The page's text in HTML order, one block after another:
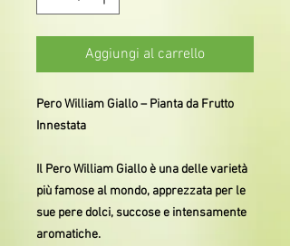
Aggiungi al carrello
Pero William Giallo – Pianta da Frutto
Innestata
Il Pero William Giallo è una delle varietà
più famose al mondo, apprezzata per le
sue pere dolci, succose e intensamente
aromatiche.